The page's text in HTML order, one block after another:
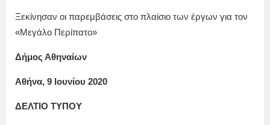
Ξεκίνησαν οι παρεμβάσεις στο πλαίσιο των έργων για τον
«Μεγάλο Περίπατο»
Δήμος Αθηναίων
Αθήνα, 9 Ιουνίου 2020
ΔΕΛΤΙΟ ΤΥΠΟΥ